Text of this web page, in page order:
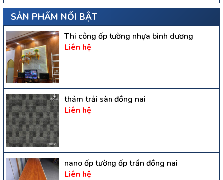
SẢN PHẨM NỔI BẬT
Thi công ốp tường nhựa bình dương
Liên hệ
thảm trải sàn đồng nai
Liên hệ
nano ốp tường ốp trần đồng nai
Liên hệ